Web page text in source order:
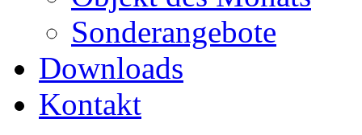
Sonderangebote
Downloads
Kontakt